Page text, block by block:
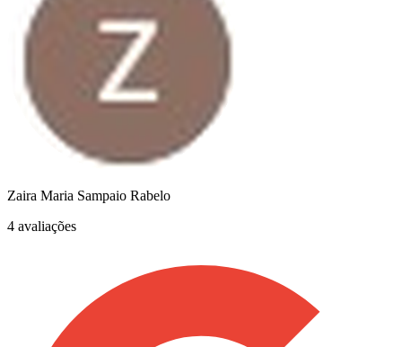
Zaira Maria Sampaio Rabelo
4 avaliações